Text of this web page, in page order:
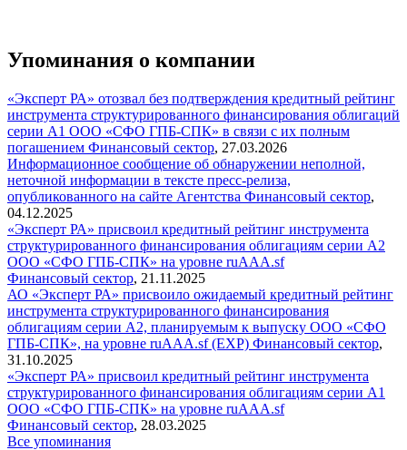
Упоминания о компании
«Эксперт РА» отозвал без подтверждения кредитный рейтинг
инструмента структурированного финансирования облигаций
серии А1 ООО «СФО ГПБ-СПК» в связи с их полным
погашением Финансовый сектор, 27.03.2026
Информационное сообщение об обнаружении неполной,
неточной информации в тексте пресс-релиза,
опубликованного на сайте Агентства Финансовый сектор,
04.12.2025
«Эксперт РА» присвоил кредитный рейтинг инструмента
структурированного финансирования облигациям серии А2
ООО «СФО ГПБ-СПК» на уровне ruAAA.sf
Финансовый сектор, 21.11.2025
АО «Эксперт РА» присвоило ожидаемый кредитный рейтинг
инструмента структурированного финансирования
облигациям серии А2, планируемым к выпуску ООО «СФО
ГПБ-СПК», на уровне ruAAA.sf (EXP) Финансовый сектор,
31.10.2025
«Эксперт РА» присвоил кредитный рейтинг инструмента
структурированного финансирования облигациям серии А1
ООО «СФО ГПБ-СПК» на уровне ruAAA.sf
Финансовый сектор, 28.03.2025
Все упоминания